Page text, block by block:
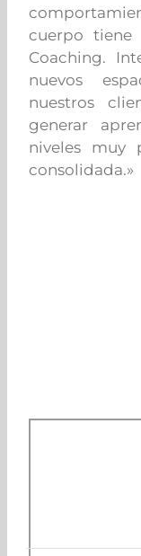
cuerpo
Coaching.
nuevos
nuestros
generar
niveles muy
consolidada.»